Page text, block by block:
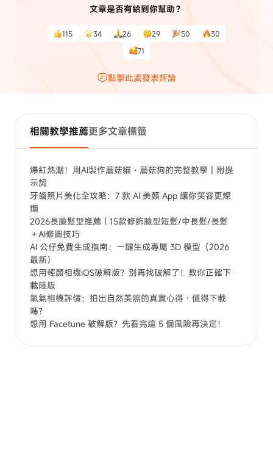
文章是否有給到你幫助？
115 34 26 29 50
30
71
點擊此處發表評論
相關教學推薦更多文章標籤
爆紅熱潮！用AI製作蘑菇貓・蘑菇狗的完整教學｜附提
示詞
牙齒照片美化全攻略：7 款 AI 美顏 App 讓你笑容更燦
爛
2026長臉髮型推薦｜15款修飾臉型短髮/中長髮/長髮
＋AI修圖技巧
AI 公仔免費生成指南：一鍵生成專屬 3D 模型（2026
最新）
想用輕顏相機iOS破解版？別再找破解了！教你正確下
載陸版
氧氣相機評價：拍出自然美照的真實心得，值得下載
嗎？
想用 Facetune 破解版？先看完這 5 個風險再決定！